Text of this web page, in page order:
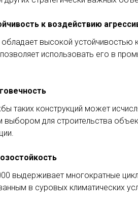
к воздействию
высокой устойчивостью
позволяет использовать его в
таких конструкций может
выбором для строительства
выдерживает многократные
в суровых климатических